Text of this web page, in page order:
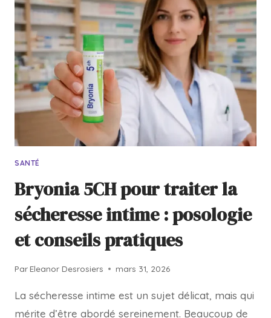
SANTÉ
Bryonia 5CH pour traiter la
sécheresse intime : posologie
et conseils pratiques
Par Eleanor Desrosiers mars 31, 2026
La sécheresse intime est un sujet délicat, mais qui
mérite d’être abordé sereinement. Beaucoup de